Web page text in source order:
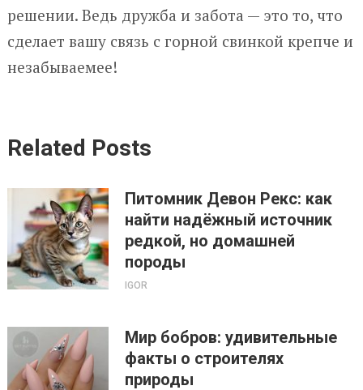
решении. Ведь дружба и забота — это то, что
сделает вашу связь с горной свинкой крепче и
незабываемее!
Related Posts
Питомник Девон Рекс: как
найти надёжный источник
редкой, но домашней
породы
IGOR
Мир бобров: удивительные
факты о строителях
природы